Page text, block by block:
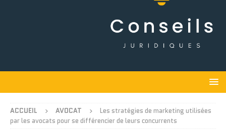
ACCUEIL AVOCAT
Les stratégies de marketing utilisées
par les avocats pour se différencier de leurs concurrents